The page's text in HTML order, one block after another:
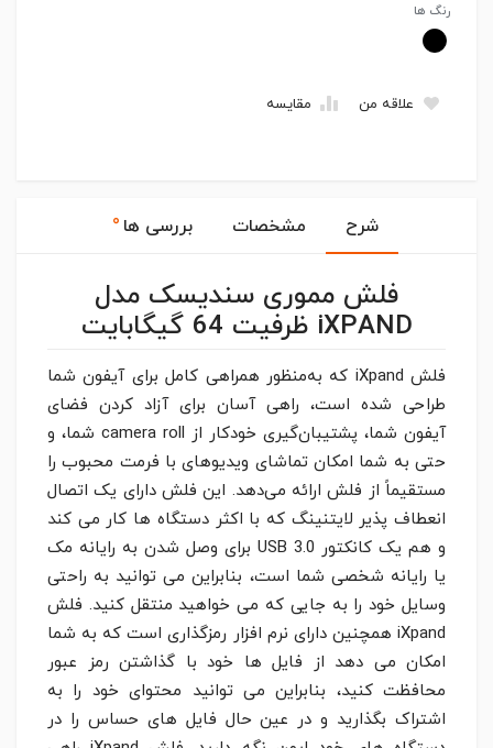
رنگ ها
علاقه من مقایسه
شرح مشخصات بررسی ها ۰
فلش مموری سندیسک مدل
iXPAND ظرفیت 64 گیگابایت
فلش iXpand که به‌منظور همراهی کامل برای آیفون شما
طراحی شده است، راهی آسان برای آزاد کردن فضای
آیفون شما، پشتیبان‌گیری خودکار از camera roll شما، و
حتی به شما امکان تماشای ویدیوهای با فرمت محبوب را
مستقیماً از فلش ارائه می‌دهد. این فلش دارای یک اتصال
انعطاف پذیر لایتنینگ که با اکثر دستگاه ها کار می کند
و هم یک کانکتور USB 3.0 برای وصل شدن به رایانه مک
یا رایانه شخصی شما است، بنابراین می توانید به راحتی
وسایل خود را به جایی که می خواهید منتقل کنید. فلش
iXpand همچنین دارای نرم افزار رمزگذاری است که به شما
امکان می دهد از فایل ها خود با گذاشتن رمز عبور
محافظت کنید، بنابراین می توانید محتوای خود را به
اشتراک بگذارید و در عین حال فایل های حساس را در